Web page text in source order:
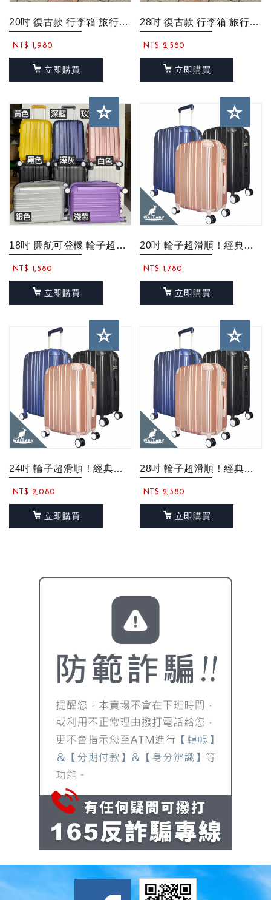
20吋 復古款 行李箱 旅行箱 直角行李箱 登機箱 超大行李箱 超輕行李箱
NT$ 1,980
立即購買
28吋 復古款 行李箱 旅行箱 直角行李箱 登機箱 超大行李箱 超輕行李箱
NT$ 2,580
立即購買
18吋 廉航可登機 輪子超滑順！經典直條紋 行李箱 登機箱 大容量輕量化 旅行箱...
NT$ 1,580
立即購買
20吋 輪子超滑順！經典直條紋 行李箱 登機箱 大容量輕量化 旅行箱
NT$ 1,780
立即購買
24吋 輪子超滑順！經典直條紋 行李箱 登機箱 大容量輕量化 旅行箱
NT$ 2,080
立即購買
28吋 輪子超滑順！經典直條紋 行李箱 登機箱 大容量輕量化 旅行箱
NT$ 2,380
立即購買